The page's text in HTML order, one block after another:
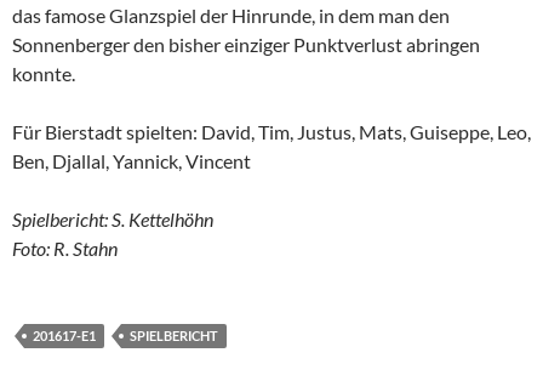
das famose Glanzspiel der Hinrunde, in dem man den
Sonnenberger den bisher einziger Punktverlust abringen
konnte.
Für Bierstadt spielten: David, Tim, Justus, Mats, Guiseppe, Leo,
Ben, Djallal, Yannick, Vincent
Spielbericht: S. Kettelhöhn
Foto: R. Stahn
201617-E1 SPIELBERICHT